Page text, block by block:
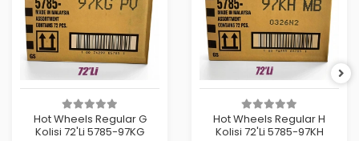
Hot Wheels Regular G
Kolisi 72'Li 5785-97KG
Hot Wheels Regular H
Kolisi 72'Li 5785-97KH